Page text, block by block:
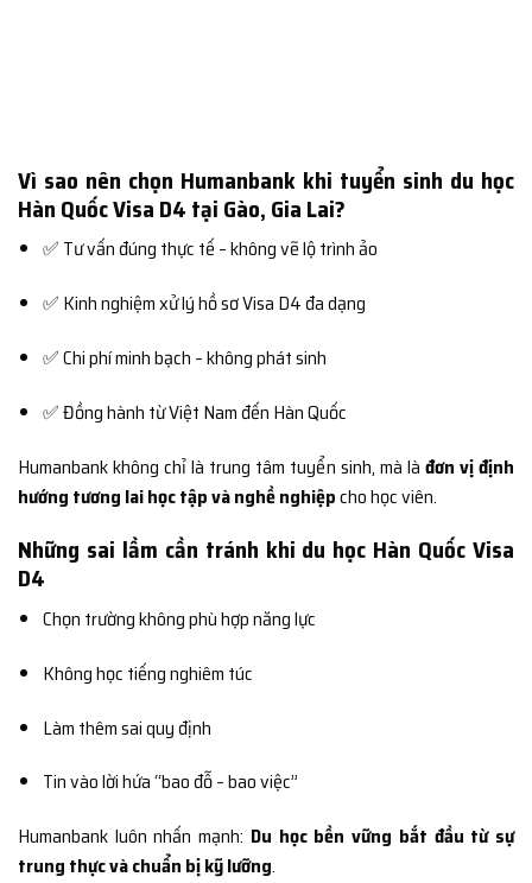
Vì sao nên chọn Humanbank khi tuyển sinh du học
Hàn Quốc Visa D4 tại Gào, Gia Lai?
✅ Tư vấn đúng thực tế – không vẽ lộ trình ảo
✅ Kinh nghiệm xử lý hồ sơ Visa D4 đa dạng
✅ Chi phí minh bạch – không phát sinh
✅ Đồng hành từ Việt Nam đến Hàn Quốc
Humanbank không chỉ là trung tâm tuyển sinh, mà là đơn vị định
hướng tương lai học tập và nghề nghiệpcho học viên.
Những sai lầm cần tránh khi du học Hàn Quốc Visa
D4
Chọn trường không phù hợp năng lực
Không học tiếng nghiêm túc
Làm thêm sai quy định
Tin vào lời hứa “bao đỗ – bao việc”
Humanbank luôn nhấn mạnh: Du học bền vững bắt đầu từ sự
trung thực và chuẩn bị kỹ lưỡng.